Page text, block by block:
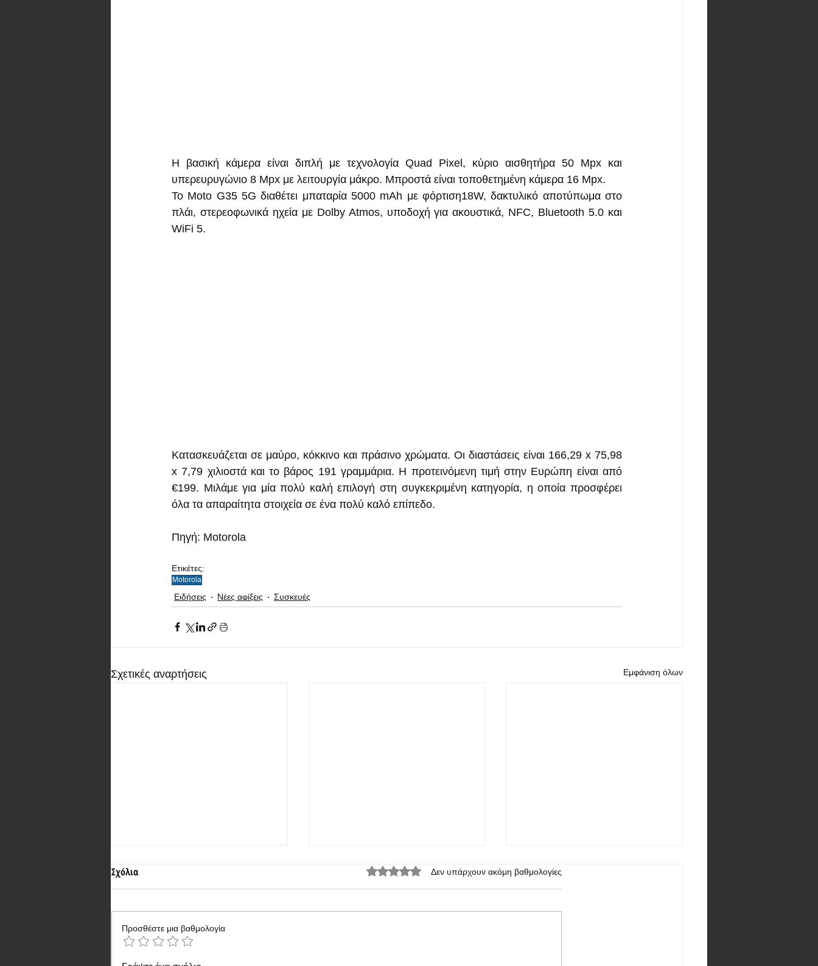
Η βασική κάμερα είναι διπλή με τεχνολογία Quad Pixel, κύριο αισθητήρα 50 Mpx και
υπερευρυγώνιο 8 Mpx με λειτουργία μάκρο. Μπροστά είναι τοποθετημένη κάμερα 16 Mpx.
Το Moto G35 5G διαθέτει μπαταρία 5000 mAh με φόρτιση18W, δακτυλικό αποτύπωμα στο
πλάι, στερεοφωνικά ηχεία με Dolby Atmos, υποδοχή για ακουστικά, NFC, Bluetooth 5.0 και
WiFi 5.
Κατασκευάζεται σε μαύρο, κόκκινο και πράσινο χρώματα. Οι διαστάσεις είναι 166,29 x 75,98
x 7,79 χιλιοστά και το βάρος 191 γραμμάρια. Η προτεινόμενη τιμή στην Ευρώπη είναι από
€199. Μιλάμε για μία πολύ καλή επιλογή στη συγκεκριμένη κατηγορία, η οποία προσφέρει
όλα τα απαραίτητα στοιχεία σε ένα πολύ καλό επίπεδο.
Πηγή: Motorola
Ετικέτες:
Motorola
Ειδήσεις Νέες αφίξεις Συσκευές
Σχετικές αναρτήσεις Εμφάνιση όλων
Σχόλια Βαθμολογήθηκε με 0 από 5 αστέρια.
Δεν υπάρχουν ακόμη βαθμολογίες
Προσθέστε μια βαθμολογία